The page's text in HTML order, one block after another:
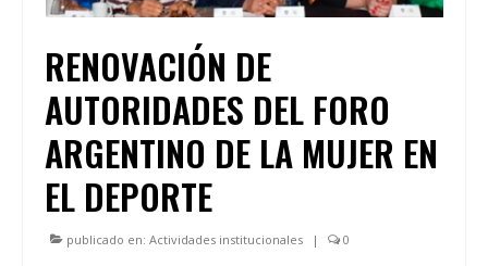
RENOVACIÓN DE
AUTORIDADES DEL FORO
ARGENTINO DE LA MUJER EN
EL DEPORTE
publicado en: Actividades institucionales | 0